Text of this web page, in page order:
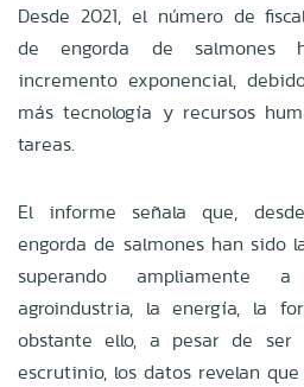
Desde 2021, el número de
de engorda de salmones
incremento exponencial,
más tecnología y recursos
tareas.
El informe señala que,
engorda de salmones han sido
superando ampliamente
agroindustria, la energía, la
obstante ello, a pesar de
escrutinio, los datos revelan que